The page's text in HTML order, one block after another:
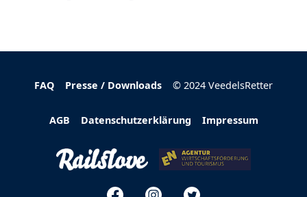
FAQ Presse / Downloads © 2024 VeedelsRetter
AGB Datenschutzerklärung Impressum